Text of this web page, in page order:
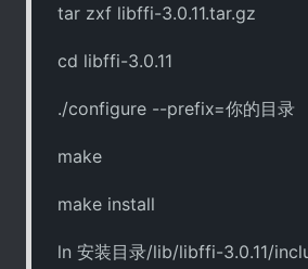
tar zxf libffi-3.0.11.tar.gz
cd libffi-3.0.11
./configure --prefix=你的目录
make
make install
ln 安装目录/lib/libffi-3.0.11/